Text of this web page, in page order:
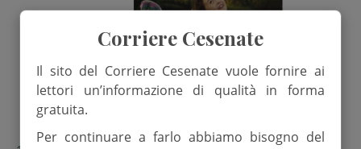
Corriere Cesenate
Il sito del Corriere Cesenate vuole fornire ai
lettori un’informazione di qualità in forma
gratuita.
Per continuare a farlo abbiamo bisogno del